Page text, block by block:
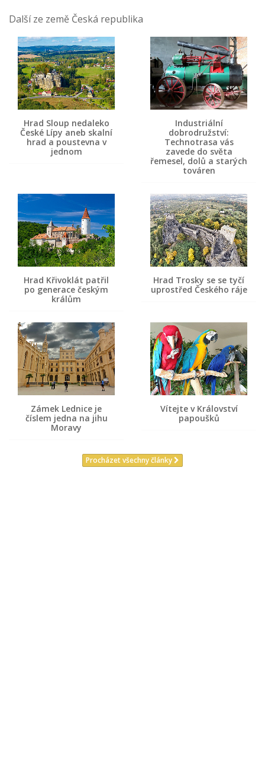
Další ze země Česká republika
Hrad Sloup nedaleko
České Lípy aneb skalní
hrad a poustevna v
jednom
Industriální
dobrodružství:
Technotrasa vás
zavede do světa
řemesel, dolů a starých
továren
Hrad Křivoklát patřil
po generace českým
králům
Hrad Trosky se se tyčí
uprostřed Českého ráje
Zámek Lednice je
číslem jedna na jihu
Moravy
Vítejte v Království
papoušků
Procházet všechny články